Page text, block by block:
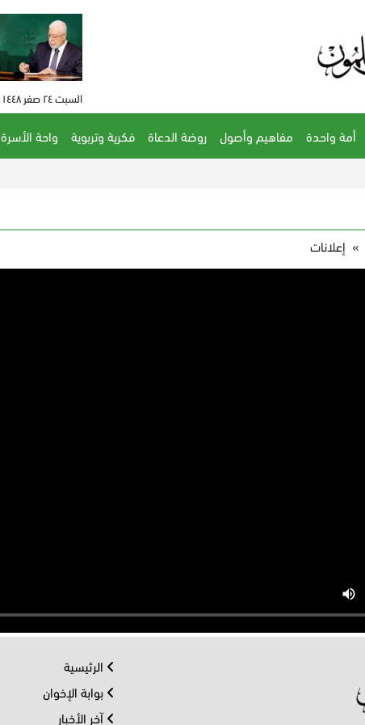
السبت ٢٤ صفر ١٤٤٨ هـ - 8 أغسطس 2026 م - الساعة 09:20 م
أمة واحدة مفاهيم وأصول روضة الدعاة فكرية وتربوية واحة الأسرة
» إعلانات
الرئيسية
بوابة الإخوان
آخر الأخبار